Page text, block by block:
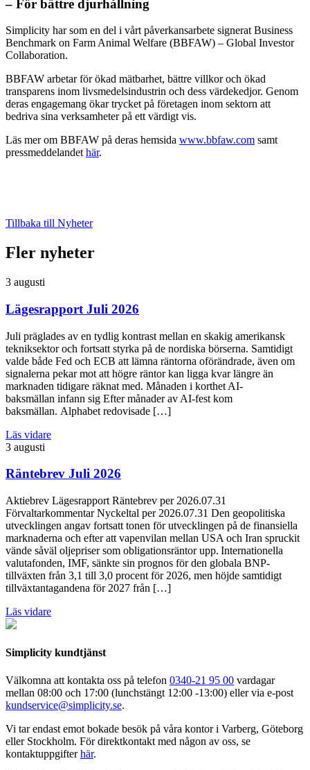
– För bättre djurhållning
Simplicity har som en del i vårt påverkansarbete signerat Business
Benchmark on Farm Animal Welfare (BBFAW) – Global Investor
Collaboration.
BBFAW arbetar för ökad mätbarhet, bättre villkor och ökad
transparens inom livsmedelsindustrin och dess värdekedjor. Genom
deras engagemang ökar trycket på företagen inom sektorn att
bedriva sina verksamheter på ett värdigt vis.
Läs mer om BBFAW på deras hemsida www.bbfaw.com samt
pressmeddelandethär.
Tillbaka till Nyheter
Fler nyheter
3 augusti
Lägesrapport Juli 2026
Juli präglades av en tydlig kontrast mellan en skakig amerikansk
tekniksektor och fortsatt styrka på de nordiska börserna. Samtidigt
valde både Fed och ECB att lämna räntorna oförändrade, även om
signalerna pekar mot att högre räntor kan ligga kvar längre än
marknaden tidigare räknat med. Månaden i korthet AI-
baksmällan infann sig Efter månader av AI-fest kom
baksmällan. Alphabet redovisade […]
Läs vidare
3 augusti
Räntebrev Juli 2026
Aktiebrev Lägesrapport Räntebrev per 2026.07.31
Förvaltarkommentar Nyckeltal per 2026.07.31 Den geopolitiska
utvecklingen angav fortsatt tonen för utvecklingen på de finansiella
marknaderna och efter att vapenvilan mellan USA och Iran spruckit
vände såväl oljepriser som obligationsräntor upp. Internationella
valutafonden, IMF, sänkte sin prognos för den globala BNP-
tillväxten från 3,1 till 3,0 procent för 2026, men höjde samtidigt
tillväxtantagandena för 2027 från […]
Läs vidare
Simplicity kundtjänst
Välkomna att kontakta oss på telefon 0340-21 95 00 vardagar
mellan 08:00 och 17:00 (lunchstängt 12:00 -13:00) eller via e-post
kundservice@simplicity.se.
Vi tar endast emot bokade besök på våra kontor i Varberg, Göteborg
eller Stockholm. För direktkontakt med någon av oss, se
kontaktuppgifterhär.